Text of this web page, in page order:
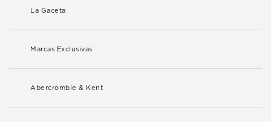
La Gaceta
Marcas Exclusivas
Abercrombie & Kent